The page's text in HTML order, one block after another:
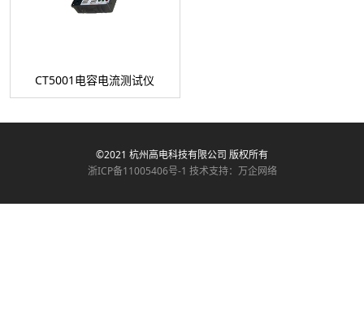
CT5001电容电流测试仪
©2021 杭州高电科技有限公司 版权所有
浙ICP备11005406号-1 技术支持：万企网络